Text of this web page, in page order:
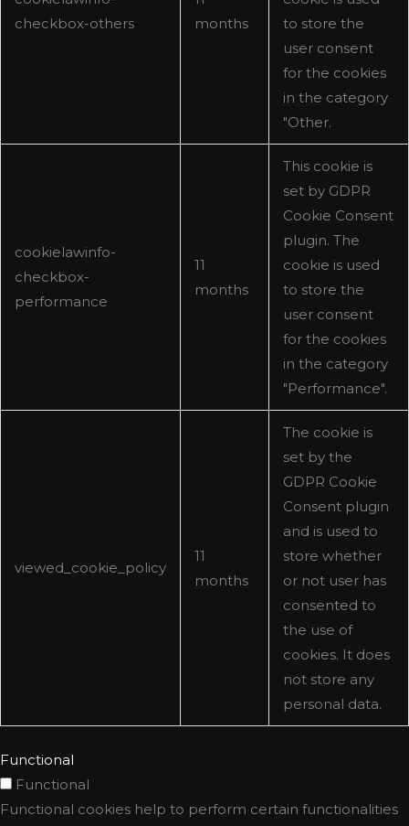
checkbox-others
months
to store the
user consent
for the cookies
in the category
"Other.
cookielawinfo-
checkbox-
performance
11
months
This cookie is
set by GDPR
Cookie Consent
plugin. The
cookie is used
to store the
user consent
for the cookies
in the category
"Performance".
viewed_cookie_policy
11
months
The cookie is
set by the
GDPR Cookie
Consent plugin
and is used to
store whether
or not user has
consented to
the use of
cookies. It does
not store any
personal data.
Functional
Functional
Functional cookies help to perform certain functionalities